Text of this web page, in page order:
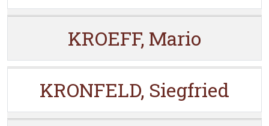
KROEFF, Mario
KRONFELD, Siegfried